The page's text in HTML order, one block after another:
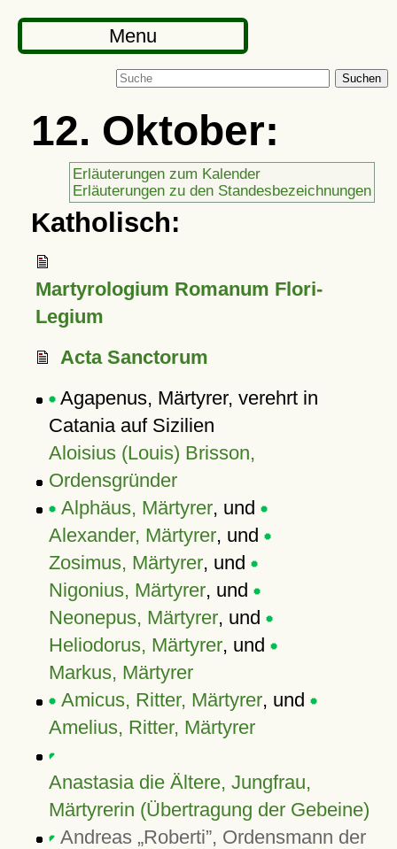
Menu
Suchen
12. Oktober:
Erläuterungen zum Kalender
Erläuterungen zu den Standesbezeichnungen
Katholisch:
Martyrologium Romanum Flori-
Legium
Acta Sanctorum
Agapenus, Märtyrer, verehrt in
Catania auf Sizilien
Aloisius (Louis) Brisson,
Ordensgründer
Alphäus, Märtyrer, und
Alexander, Märtyrer, und
Zosimus, Märtyrer, und
Nigonius, Märtyrer, und
Neonepus, Märtyrer, und
Heliodorus, Märtyrer, und
Markus, Märtyrer
Amicus, Ritter, Märtyrer, und
Amelius, Ritter, Märtyrer
Anastasia die Ältere, Jungfrau,
Märtyrerin (Übertragung der Gebeine)
Andreas Roberti , Ordensmann der